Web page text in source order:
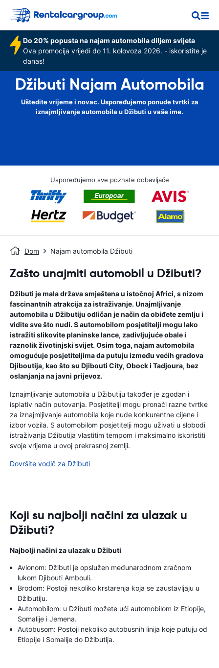
Do 20% popusta na najam automobila diljem svijeta
Ova promocija vrijedi do 11. kolovoza 2026. - iskoristite je
danas!
Džibuti Najam Automobila
Uštedite vrijeme i novac. Uspoređujemo ponude tvrtki za
iznajmljivanje automobila u Džibuti u vaše ime.
Uspoređujemo sve poznate dobavljače
Dom Najam automobila Džibuti
Zašto unajmiti automobil u Džibuti?
Džibuti je mala država smještena u istočnoj Africi, s nizom
fascinantnih atrakcija za istraživanje. Unajmljivanje
automobila u Džibutiju odličan je način da obiđete zemlju i
vidite sve što nudi. S automobilom posjetitelji mogu lako
istražiti slikovite planinske lance, zadivljujuće obale i
raznolik životinjski svijet. Osim toga, najam automobila
omogućuje posjetiteljima da putuju između većih gradova
Djiboutija, kao što su Djibouti City, Obock i Tadjoura, bez
oslanjanja na javni prijevoz.
Iznajmljivanje automobila u Džibutiju također je zgodan i
isplativ način putovanja. Posjetitelji mogu pronaći razne tvrtke
za iznajmljivanje automobila koje nude konkurentne cijene i
izbor vozila. S automobilom posjetitelji mogu uživati ​​u slobodi
istraživanja Džibutija vlastitim tempom i maksimalno iskoristiti
svoje vrijeme u ovoj prekrasnoj zemlji.
Dovršite vodič za Džibuti
Koji su najbolji načini za ulazak u
Džibuti?
Najbolji načini za ulazak u Džibuti
Avionom: Džibuti je opslužen međunarodnom zračnom
lukom Djibouti Ambouli.
Brodom: Postoji nekoliko krstarenja koja se zaustavljaju u
Džibutiju.
Automobilom: u Džibuti možete ući automobilom iz Etiopije,
Somalije i Jemena.
Autobusom: Postoji nekoliko autobusnih linija koje putuju od
Etiopije i Somalije do Džibutija.